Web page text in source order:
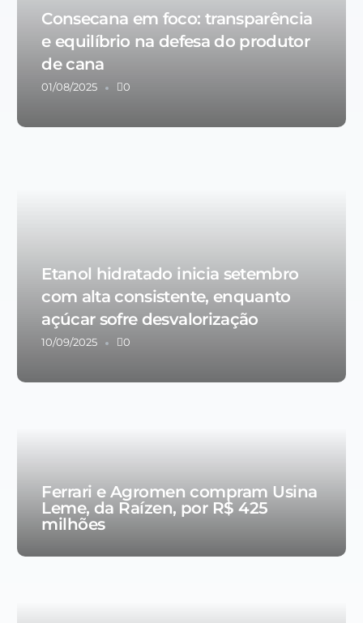
Consecana em foco: transparência
e equilíbrio na defesa do produtor
de cana
01/08/2025 0
Etanol hidratado inicia setembro
com alta consistente, enquanto
açúcar sofre desvalorização
10/09/2025 0
Ferrari e Agromen compram Usina
Leme, da Raízen, por R$ 425
milhões